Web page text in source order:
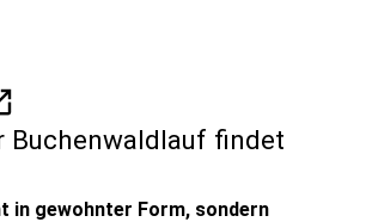
Buchenwaldlauf findet
in gewohnter Form, sondern